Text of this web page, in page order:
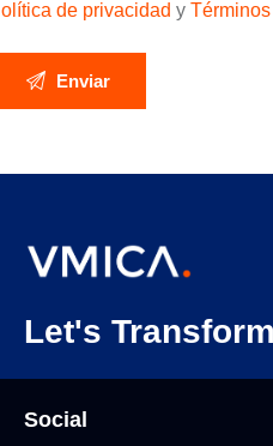
de privacidad y
Let's
Social